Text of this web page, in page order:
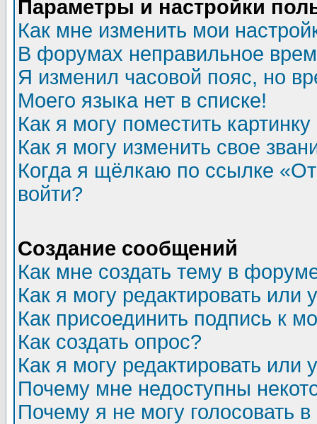
Параметры и настройки
Как мне изменить мои
В форумах неправильное
Я изменил часовой пояс, но
Моего языка нет в списке!
Как я могу поместить
Как я могу изменить свое
Когда я щёлкаю по ссылке
войти?
Создание сообщений
Как мне создать тему в
Как я могу редактировать или
Как присоединить подпись к
Как создать опрос?
Как я могу редактировать или
Почему мне недоступны
Почему я не могу голосовать